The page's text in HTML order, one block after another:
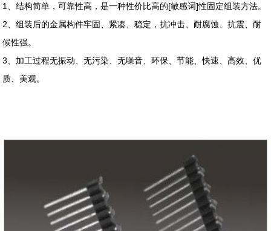
1、结构简单，可靠性高，是一种性价比高的[敏感词]性固定组装方法。
2、组装后的金属构件牢固、紧凑、稳定，抗冲击、耐腐蚀、抗震、耐
候性强。
3、加工过程无振动、无污染、无噪音、环保、节能、快速、高效、优
质、美观。